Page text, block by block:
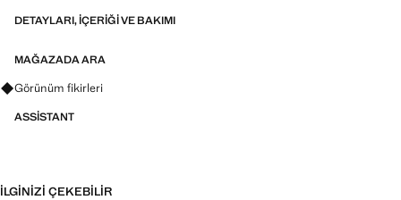
DETAYLARI, IÇERIĞI VE BAKIMI
MAĞAZADA ARA
Görünümler, ürünler ve trendler hakkında sorular sorun
Görünüm fikirleri
ASSISTANT
İLGINIZI ÇEKEBILIR